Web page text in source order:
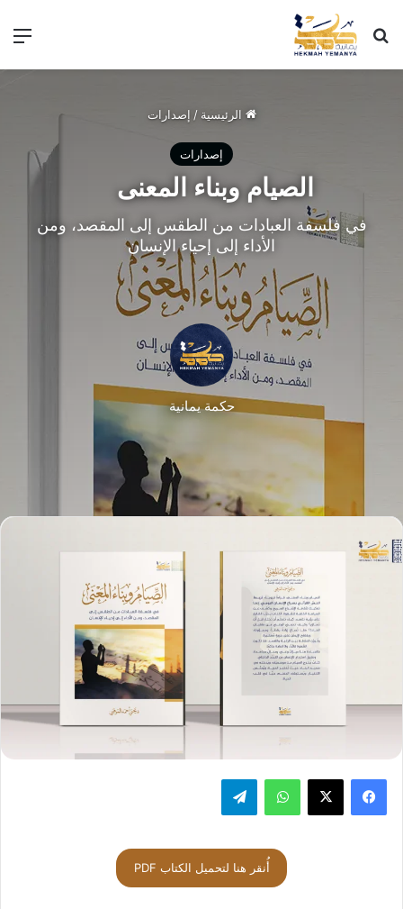
بحث عن
الرئيسية / إصدارات
إصدارات
الصيام وبناء المعنى
في فلسفة العبادات من الطقس إلى المقصد، ومن
الأداء إلى إحياء الإنسان
حكمة يمانية
فيسبوك ‫X واتساب تيلقرام
أُنقر هنا لتحميل الكتاب PDF